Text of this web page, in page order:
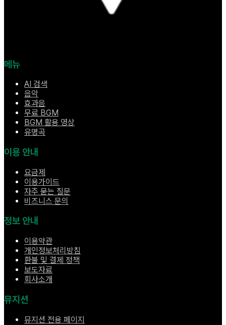
메뉴
AI 검색
음악
효과음
무료 BGM
BGM 활용 영상
유명곡
이용 안내
요금제
이용가이드
자주 묻는 질문
비즈니스 문의
정보 안내
이용약관
개인정보처리방침
환불 및 결제 정책
보도자료
회사소개
뮤지션
뮤지션 전용 페이지